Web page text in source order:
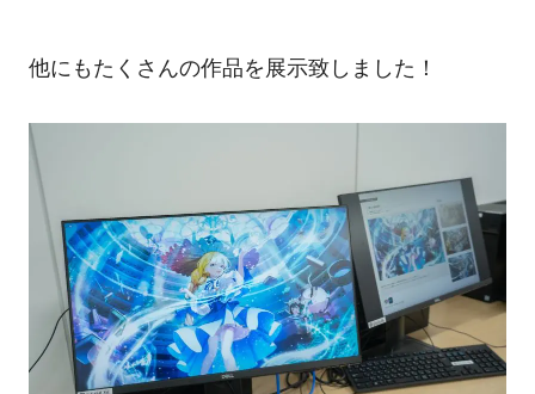
他にもたくさんの作品を展示致しました！